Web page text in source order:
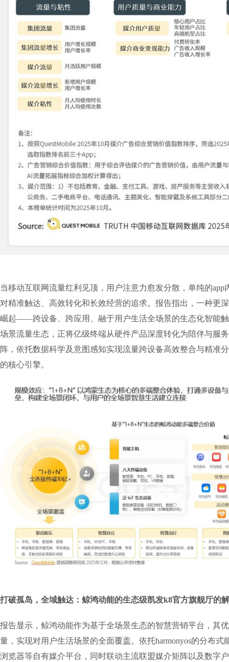
当移动互联网流量红利见顶，用户注意力愈发分散，单纯的app
对精准触达、高效转化和长效经营的追求。报告指出，一种更
崛起——跨设备、跨应用、融于用户生活全场景的生态化智能触
场景流量生态，正将亿级终端从硬件产品深度转化为陪伴与服
阵，依托数据科学及意图感知实现流量跨设备高效整合与精准
的核心引擎。
打破孤岛，全域触达：鲸鸿动能的生态级凯发k8官方旗舰厅的
报告显示，鲸鸿动能作为基于全场景生态的智慧营销平台，其
量，实现对用户生活场景的全面覆盖。依托harmonyos的分布式
浏览器等自有媒介平台，同时联动主流联盟媒介矩阵以及数字